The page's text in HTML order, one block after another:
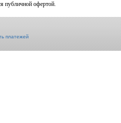
публичной офертой.
платежей